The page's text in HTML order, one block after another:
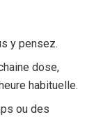
y pensez.
dose,
habituelle.
ou des